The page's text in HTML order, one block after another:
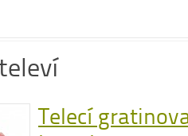
Telecí